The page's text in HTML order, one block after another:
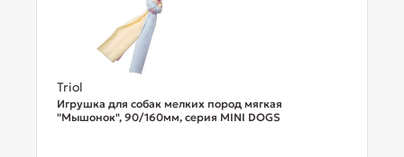
Triol
Игрушка для собак мелких пород мягкая
"Мышонок", 90/160мм, серия MINI DOGS